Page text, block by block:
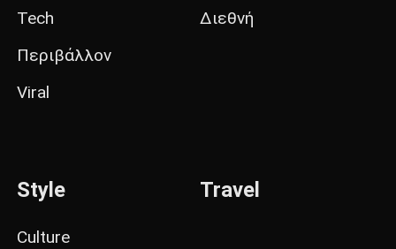
Tech
Περιβάλλον
Viral
Διεθνή
Style
Culture
Travel